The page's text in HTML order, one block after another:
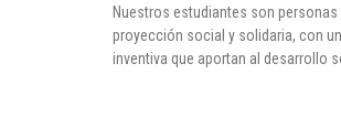
Nuestros estudiantes son
proyección social y solidaria, con
inventiva que aportan al desarrollo